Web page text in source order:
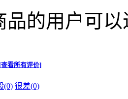
品的用户可
[查看所有评价]
(0) 很差(0)